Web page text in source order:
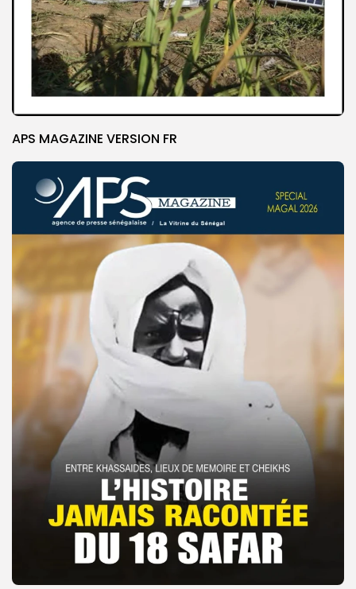
APS MAGAZINE VERSION FR